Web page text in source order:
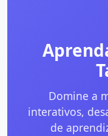
Domine a
interativos,
de